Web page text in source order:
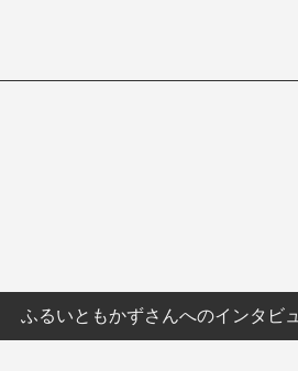
ふるいともかずさんへのインタビ